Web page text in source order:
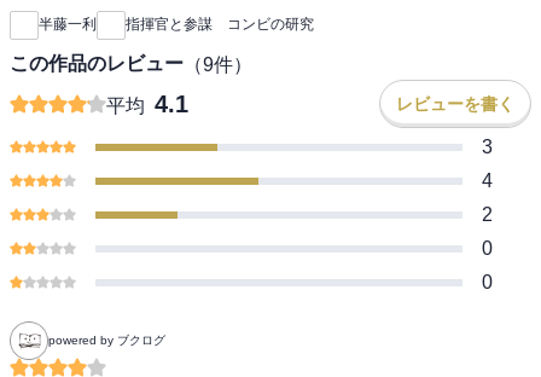
半藤一利 指揮官と参謀 コンビの研究
この作品のレビュー （9件）
平均 4.1 レビューを書く
3
4
2
0
0
powered by ブクログ